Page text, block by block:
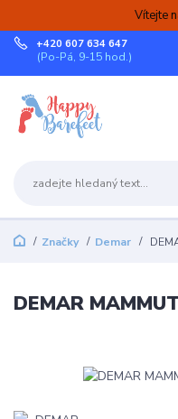
Vítejte
+420 607 634 647
(Po-Pá, 9-15 hod.)
Značky Demar
DEMAR